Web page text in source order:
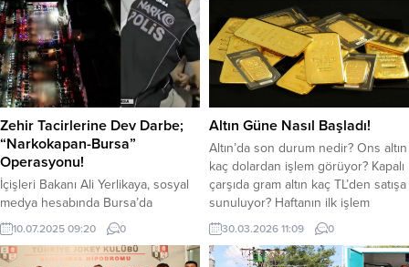
Zehir Tacirlerine Dev Darbe;
“Narkokapan-Bursa”
Operasyonu!
İçişleri Bakanı Ali Yerlikaya, sosyal
medya hesabında Bursa’da
uyuşturucu madde satıcılarına
yönelik dev operasyonu açıkladı.
Yerlikaya, “NARKOKAPAN-BURSA
10.07.2025 09:20 0
Altın Güne Nasıl Başladı!
Altın’da son durum nedir? Ons altın
kaç dolardan işlem görüyor? Kapalı
çarşıda gram altın kaç TL’den satışa
sunuluyor? Haftanın ilk işlem
gününde gözde yatırım
araçlarından altında dalgalanma
devam ediyor. Altın güne hafif
30.03.2026 11:09 0